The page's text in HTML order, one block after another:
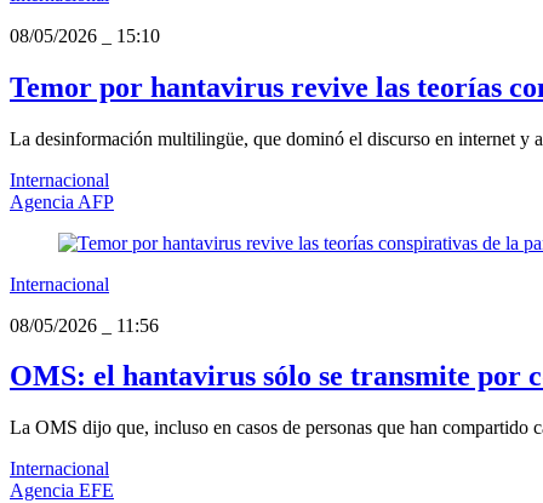
08/05/2026
15:10
Temor por hantavirus revive las teorías
La desinformación multilingüe, que dominó el discurso en internet y
Internacional
Agencia AFP
Internacional
08/05/2026
11:56
OMS: el hantavirus sólo se transmite por
La OMS dijo que, incluso en casos de personas que han compartido
Internacional
Agencia EFE